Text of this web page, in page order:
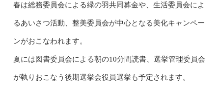
春は総務委員会による緑の羽共同募金や、生活委員会によ
るあいさつ活動、整美委員会が中心となる美化キャンペー
ンがおこなわれます。
夏には図書委員会による朝の10分間読書、選挙管理委員会
が執りおこなう後期選挙会役員選挙も予定されます。